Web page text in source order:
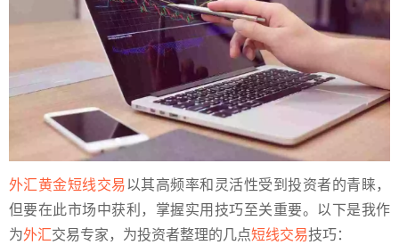
外汇黄金短线交易以其高频率和灵活性受到投资者的青睐，
但要在此市场中获利，掌握实用技巧至关重要。以下是我作
为外汇交易专家，为投资者整理的几点短线交易技巧：